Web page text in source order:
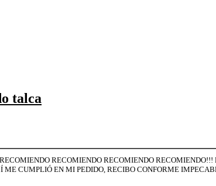
talca
RECOMIENDO RECOMIENDO RECOMIENDO!!!
ME CUMPLIÓ EN MI PEDIDO, RECIBO CONFORME